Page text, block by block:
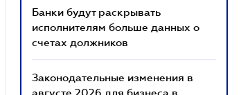
Банки будут раскрывать
исполнителям больше данных о
счетах должников
Законодательные изменения в
августе 2026 для бизнеса в